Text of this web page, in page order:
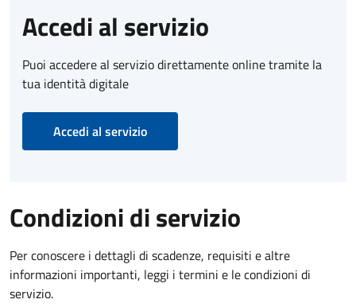
Accedi al servizio
Puoi accedere al servizio direttamente online tramite la
tua identità digitale
Accedi al servizio
Condizioni di servizio
Per conoscere i dettagli di scadenze, requisiti e altre
informazioni importanti, leggi i termini e le condizioni di
servizio.